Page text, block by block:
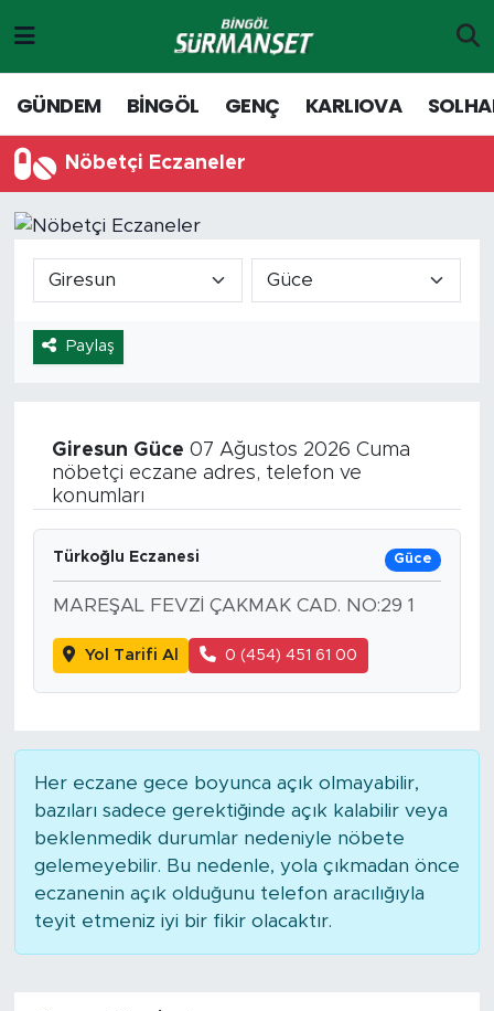
GÜNDEM BİNGÖL GENÇ KARLIOVA
Nöbetçi Eczaneler
Paylaş
Giresun Güce 07 Ağustos 2026 Cuma
nöbetçi eczane adres, telefon ve
konumları
Türkoğlu Eczanesi Güce
MAREŞAL FEVZİ ÇAKMAK CAD. NO:29 1
Yol Tarifi Al 0 (454) 451 61 00
Her eczane gece boyunca açık olmayabilir,
bazıları sadece gerektiğinde açık kalabilir veya
beklenmedik durumlar nedeniyle nöbete
gelemeyebilir. Bu nedenle, yola çıkmadan önce
eczanenin açık olduğunu telefon aracılığıyla
teyit etmeniz iyi bir fikir olacaktır.
Genç
Solhan
Adaklı-Kiğı
Yayladere-Yedisu
Siyaset
Spor
Sağlık
Hava Durumu
Tavz Der
Bingöl Kaza Haberleri
Merkez Hava Durumu
Merkez Trafik Yoğunluk Haritası
Tüm Manşetler
Son Dakika Haberleri